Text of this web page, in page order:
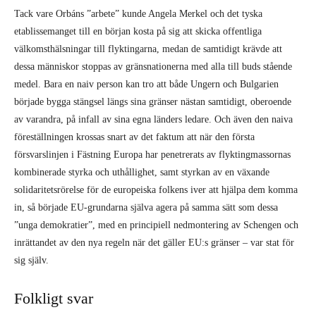
dessa människor stoppas av gränsnationerna med alla till buds stående
medel. Bara en naiv person kan tro att både Ungern och Bulgarien
började bygga stängsel längs sina gränser nästan samtidigt, oberoende
av varandra, på infall av sina egna länders ledare. Och även den naiva
föreställningen krossas snart av det faktum att när den första
försvarslinjen i Fästning Europa har penetrerats av flyktingmassornas
kombinerade styrka och uthållighet, samt styrkan av en växande
solidaritetsrörelse för de europeiska folkens iver att hjälpa dem komma
in, så började EU-grundarna själva agera på samma sätt som dessa
”unga demokratier”, med en principiell nedmontering av Schengen och
inrättandet av den nya regeln när det gäller EU:s gränser – var stat för
sig själv.
Folkligt svar
av vanliga arbetande människors otroliga och fantastiska spontana